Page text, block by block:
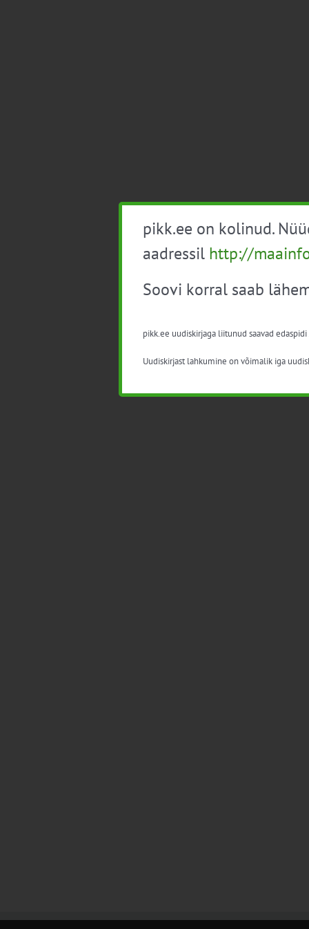
pikk.ee on kolinud.
aadressil http://
Soovi korral saab
pikk.ee uudiskirjaga liitunud saavad
Uudiskirjast lahkumine on võimalik iga